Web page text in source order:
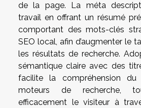
de la page. La méta
travail en offrant un résumé
comportant des mots-clés
SEO local, afin d’augmenter le
les résultats de recherche.
sémantique claire avec des
facilite la compréhension
moteurs de recherche,
efficacement le visiteur à